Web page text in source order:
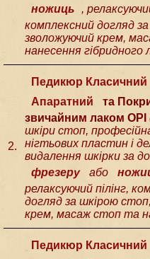
ножиць
,
комплексний догляд
зволожуючий крем,
нанесення гібридного
2.
Педикюр Класичний
Апаратний
та
звичайним лаком OPI
шкіри стоп,
нігтьових пластин і
видалення шкірки за
фрезеру
або
релаксуючий пілінг,
догляд за шкірою
крем, масаж стоп та
Педикюр Класичний